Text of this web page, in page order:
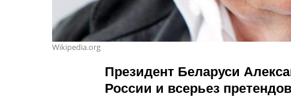
Wikipedia.org
Президент Беларуси
России и всерьез